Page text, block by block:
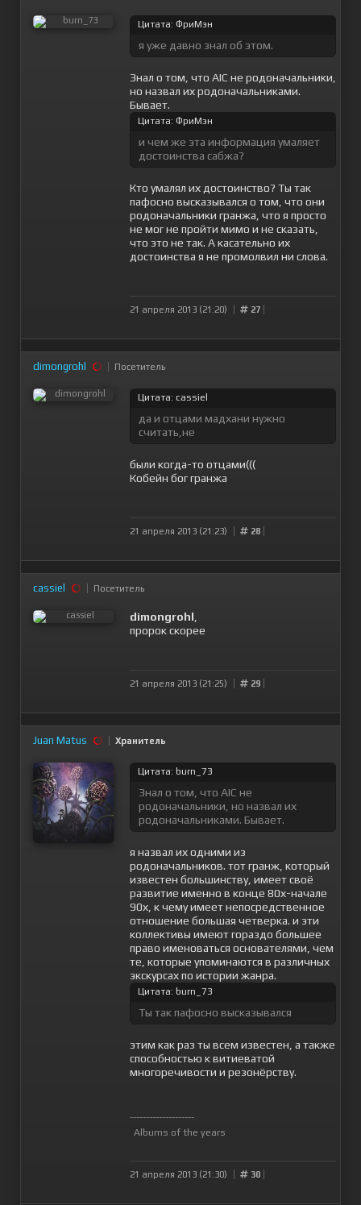
Цитата: ФриМэн
я уже давно знал об этом.
Знал о том, что AIC не родоначальники,
но назвал их родоначальниками.
Бывает.
Цитата: ФриМэн
и чем же эта информация умаляет
достоинства сабжа?
Кто умалял их достоинство? Ты так
пафосно высказывался о том, что они
родоначальники гранжа, что я просто
не мог не пройти мимо и не сказать,
что это не так. А касательно их
достоинства я не промолвил ни слова.
21 апреля 2013 (21:20) 27
dimongrohl Посетитель
Цитата: cassiel
да и отцами мадхани нужно
считать,не
были когда-то отцами(((
Кобейн бог гранжа
21 апреля 2013 (21:23) 28
cassiel Посетитель
dimongrohl
пророк скорее
21 апреля 2013 (21:25) 29
Juan Matus Хранитель
Цитата: burn_73
Знал о том, что AIC не
родоначальники, но назвал их
родоначальниками. Бывает.
я назвал их одними из
родоначальников. тот гранж, который
известен большинству, имеет своё
развитие именно в конце 80х-начале
90х, к чему имеет непосредственное
отношение большая четверка. и эти
коллективы имеют гораздо большее
право именоваться основателями, чем
те, которые упоминаются в различных
экскурсах по истории жанра.
Цитата: burn_73
Ты так пафосно высказывался
этим как раз ты всем известен, а также
способностью к витиеватой
многоречивости и резонёрству.
--------------------
Albums of the years
21 апреля 2013 (21:30) 30